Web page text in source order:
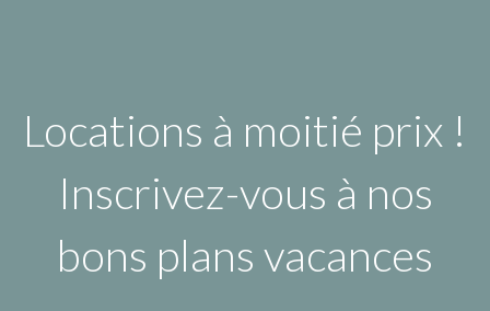
Locations à moitié prix !
Inscrivez-vous à nos
bons plans vacances